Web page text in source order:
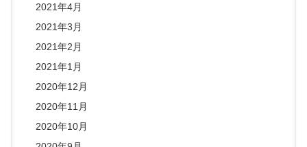
2021年4月
2021年3月
2021年2月
2021年1月
2020年12月
2020年11月
2020年10月